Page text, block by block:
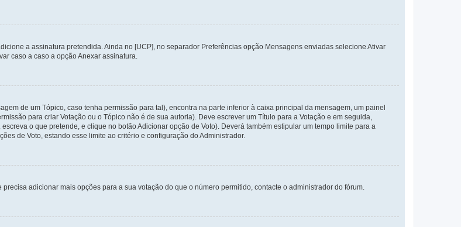
a assinatura pretendida. Ainda no [UCP], no separador Preferências opção Mensagens enviadas selecione Ativar
caso a caso a opção Anexar assinatura.
de um Tópico, caso tenha permissão para tal), encontra na parte inferior à caixa principal da mensagem, um painel
para criar Votação ou o Tópico não é de sua autoria). Deve escrever um Título para a Votação e em seguida,
o que pretende, e clique no botão Adicionar opção de Voto). Deverá também estipular um tempo limite para a
de Voto, estando esse limite ao critério e configuração do Administrador.
adicionar mais opções para a sua votação do que o número permitido, contacte o administrador do fórum.